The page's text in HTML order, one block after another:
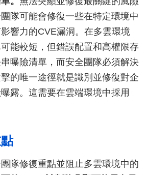
隊可能會修復一些在特定環境中
響力的CVE漏洞。在多雲環境
能較短，但錯誤配置和高權限存
曝險清單，而安全團隊必須解決
的唯一途徑就是識別並修復對企
露。這需要在雲端環境中採用
隊修復重點並阻止多雲環境中的